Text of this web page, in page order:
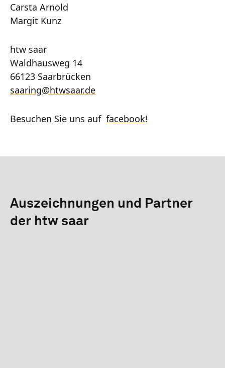
Carsta Arnold
Margit Kunz
htw saar
Waldhausweg 14
66123 Saarbrücken
saaring@htwsaar.de
Besuchen Sie uns auf facebook!
Auszeichnungen und Partner
der htw saar